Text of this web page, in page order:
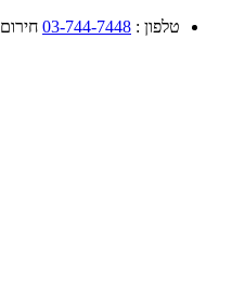
טלפון : 03-744-7448 חירום 24/7: